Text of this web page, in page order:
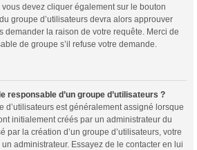
devez cliquer également sur le bouton
groupe d’utilisateurs devra alors approuver
demander la raison de votre requête. Merci de
de groupe s’il refuse votre demande.
responsable d’un groupe d’utilisateurs ?
d’utilisateurs est généralement assigné lorsque
initialement créés par un administrateur du
par la création d’un groupe d’utilisateurs, votre
administrateur. Essayez de le contacter en lui